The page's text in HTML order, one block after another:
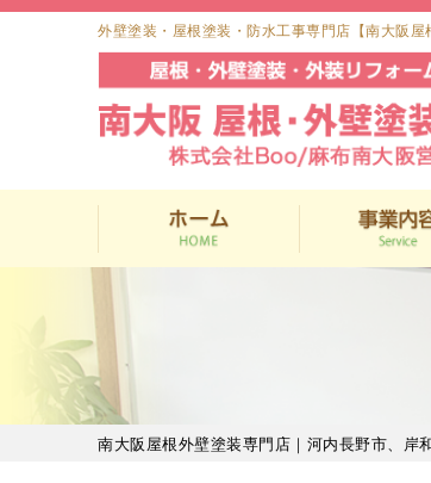
外壁塗装・屋根塗装・防水工事専門店【南大阪
南大阪屋根外壁塗装専門店｜河内長野市、岸